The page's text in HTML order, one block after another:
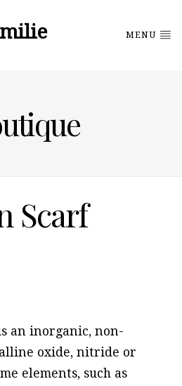
MENU
Scarf
an inorganic, non-
oxide, nitride or
elements, such as